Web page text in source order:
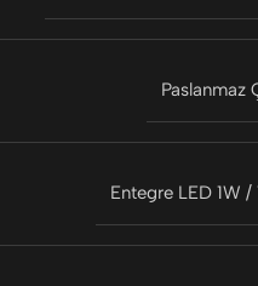
Paslanmaz
Entegre LED 1W /